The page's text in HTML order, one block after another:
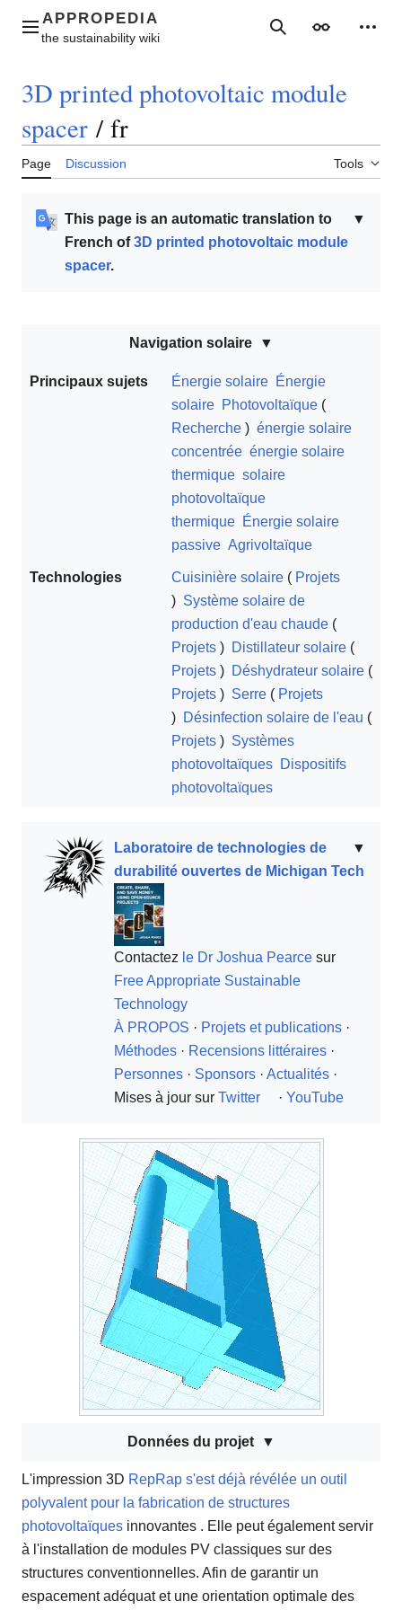
contentMain menu SearchAppearance
3D printed photovoltaic module
spacer / fr
Page Discussion Tools
▼
This page is an automatic translation to
French of3D printed photovoltaic module
spacer.
Navigation solaire
Principaux sujets Énergie solaire Énergie
solaire Photovoltaïque (
Recherche ) énergie solaire
concentrée énergie solaire
thermique solaire
photovoltaïque
thermique Énergie solaire
passive Agrivoltaïque
Technologies Cuisinière solaire ( Projets
) Système solaire de
production d'eau chaude (
Projets ) Distillateur solaire (
Projets ) Déshydrateur solaire (
Projets ) Serre ( Projets
) Désinfection solaire de l'eau (
Projets ) Systèmes
photovoltaïques Dispositifs
photovoltaïques
▼
Laboratoire de technologies de
durabilité ouvertes de Michigan Tech
Contactez le Dr Joshua Pearce sur
Free Appropriate Sustainable
Technology
À PROPOS · Projets et publications ·
Méthodes · Recensions littéraires ·
Personnes · Sponsors · Actualités ·
Mises à jour sur Twitter · YouTube
Données du projet
L'impression 3D RepRap s'est déjà révélée un outil
polyvalent pour la fabrication de structures
photovoltaïques innovantes . Elle peut également servir
à l'installation de modules PV classiques sur des
structures conventionnelles. Afin de garantir un
espacement adéquat et une orientation optimale des